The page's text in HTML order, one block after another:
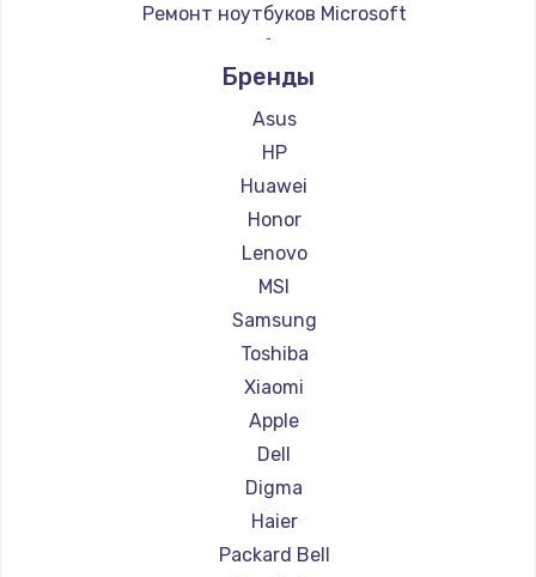
Ремонт ноутбуков Microsoft
Ремонт ноутбуков Alienware
Ремонт ноутбуков Aquarius
Ремонт ноутбуков Gigabyte
Ремонт ноутбуков Aorus
Ремонт ноутбуков Maibenben
Ремонт ноутбуков Getac
Ремонт ноутбуков Epson
Ремонт ноутбуков Philips
Ремонт ноутбуков LG
Ремонт ноутбуков Panasonic
Ремонт ноутбуков Irbis
Ремонт ноутбуков Thunderobot
Ремонт ноутбуков Hasee
Ремонт ноутбуков ZTE
Ремонт ноутбуков Hiper
Ремонт ноутбуков Evga
Бренды
Asus
HP
Huawei
Honor
Lenovo
MSI
Samsung
Toshiba
Xiaomi
Apple
Dell
Digma
Haier
Packard Bell